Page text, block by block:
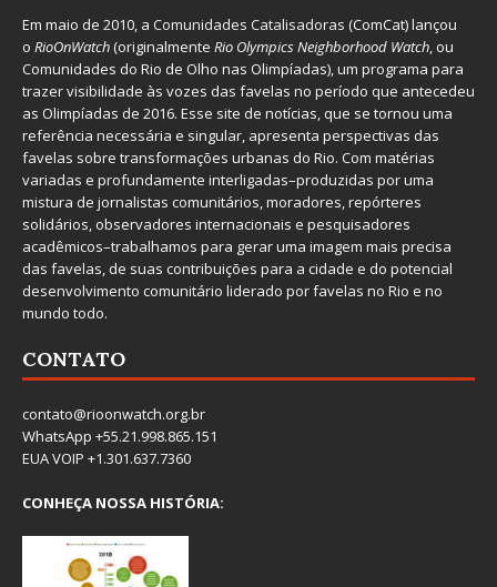
Em maio de 2010, a Comunidades Catalisadoras (ComCat) lançou
o RioOnWatch(originalmente Rio Olympics Neighborhood Watch, ou
Comunidades do Rio de Olho nas Olimpíadas), um programa para
trazer visibilidade às vozes das favelas no período que antecedeu
as Olimpíadas de 2016. Esse site de notícias, que se tornou uma
referência necessária e singular, apresenta perspectivas das
favelas sobre transformações urbanas do Rio. Com matérias
variadas e profundamente interligadas–produzidas por uma
mistura de jornalistas comunitários, moradores, repórteres
solidários, observadores internacionais e pesquisadores
acadêmicos–trabalhamos para gerar uma imagem mais precisa
das favelas, de suas contribuições para a cidade e do potencial
desenvolvimento comunitário liderado por favelas no Rio e no
mundo todo.
CONTATO
contato@rioonwatch.org.br
WhatsApp +55.21.998.865.151
EUA VOIP +1.301.637.7360
CONHEÇA NOSSA HISTÓRIA: